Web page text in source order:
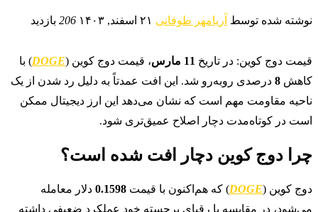
نوشته شده توسط آریامهر طوفانی ۲۱ اسفند, ۱۴۰۳ 206 بازدید
قیمت دوج کوین: در تاریخ 11 مارس ، قیمت دوج کوین (DOGE) با
کاهش 8 درصدی روبه‌رو شد. این افت عمدتاً به دلیل رد شدن از یک
ناحیه مقاومت مهم است که نشان می‌دهد این ارز دیجیتال ممکن
است در کوتاه‌مدت دچار اصلاح عمیق‌تری شود.
چرا دوج کوین دچار افت شده است؟
دوج کوین (DOGE) که هم‌اکنون با قیمت 0.1598 دلار معامله
می‌شود، در مقایسه با رقبای برجسته خود عملکرد ضعیفی داشته